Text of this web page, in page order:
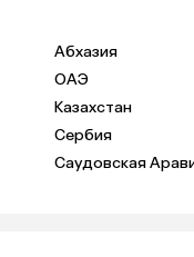
Абхазия
ОАЭ
Казахстан
Сербия
Саудовская